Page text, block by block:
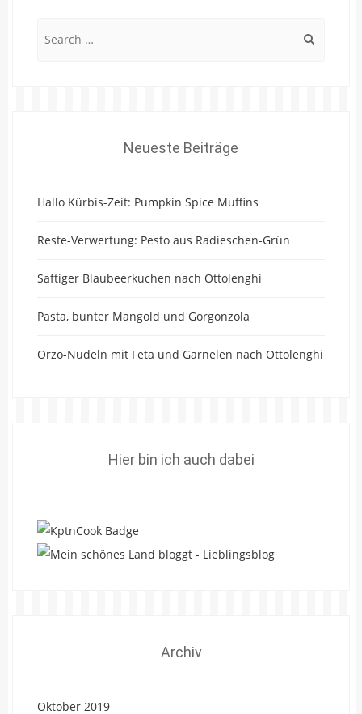
Neueste Beiträge
Hallo Kürbis-Zeit: Pumpkin Spice Muffins
Reste-Verwertung: Pesto aus Radieschen-Grün
Saftiger Blaubeerkuchen nach Ottolenghi
Pasta, bunter Mangold und Gorgonzola
Orzo-Nudeln mit Feta und Garnelen nach Ottolenghi
Hier bin ich auch dabei
Archiv
Oktober 2019